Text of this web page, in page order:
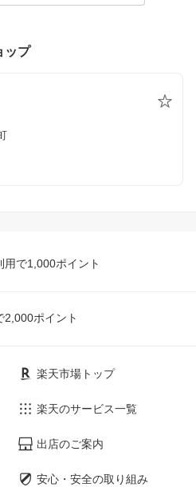
ップ
で1,000ポイント
2,000ポイント
楽天市場トップ
楽天のサービス一覧
出店のご案内
安心・安全の取り組み